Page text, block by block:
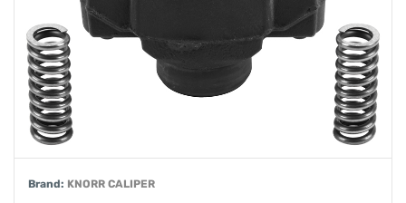
Brand: KNORR CALIPER